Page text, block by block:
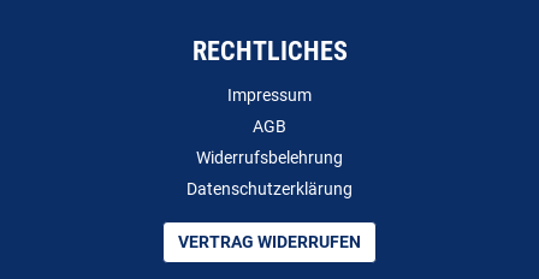
RECHTLICHES
Impressum
AGB
Widerrufsbelehrung
Datenschutzerklärung
VERTRAG WIDERRUFEN